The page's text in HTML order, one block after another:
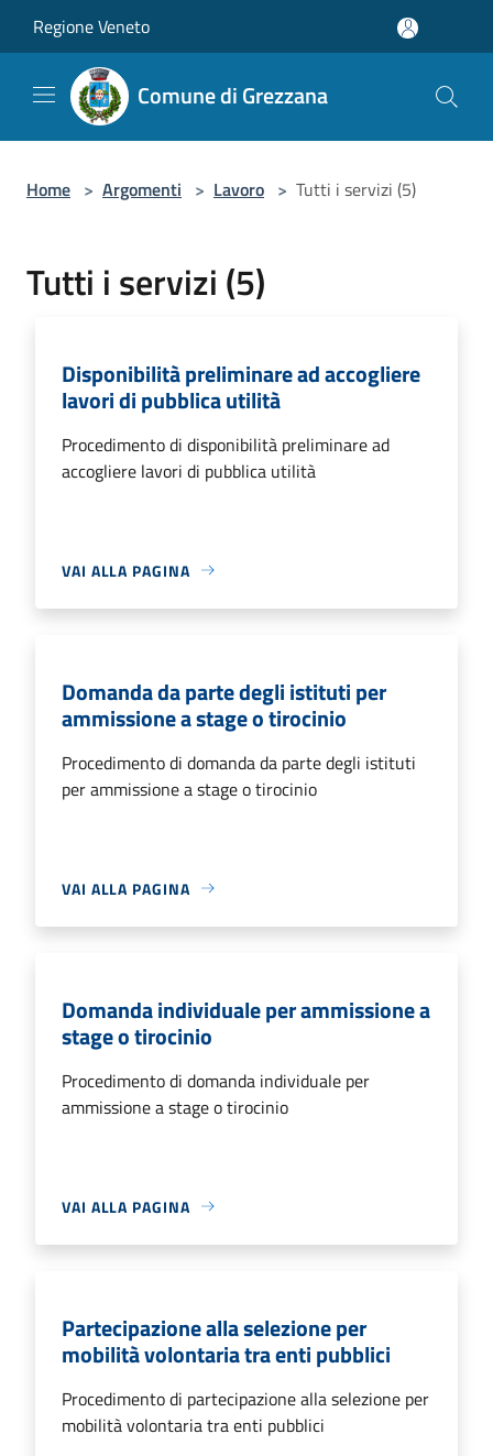
Regione Veneto
Comune di Grezzana
Home > Argomenti > Lavoro > Tutti i servizi (5)
Tutti i servizi (5)
Disponibilità preliminare ad accogliere
lavori di pubblica utilità
Procedimento di disponibilità preliminare ad
accogliere lavori di pubblica utilità
VAI ALLA PAGINA
Domanda da parte degli istituti per
ammissione a stage o tirocinio
Procedimento di domanda da parte degli istituti
per ammissione a stage o tirocinio
VAI ALLA PAGINA
Domanda individuale per ammissione a
stage o tirocinio
Procedimento di domanda individuale per
ammissione a stage o tirocinio
VAI ALLA PAGINA
Partecipazione alla selezione per
mobilità volontaria tra enti pubblici
Procedimento di partecipazione alla selezione per
mobilità volontaria tra enti pubblici